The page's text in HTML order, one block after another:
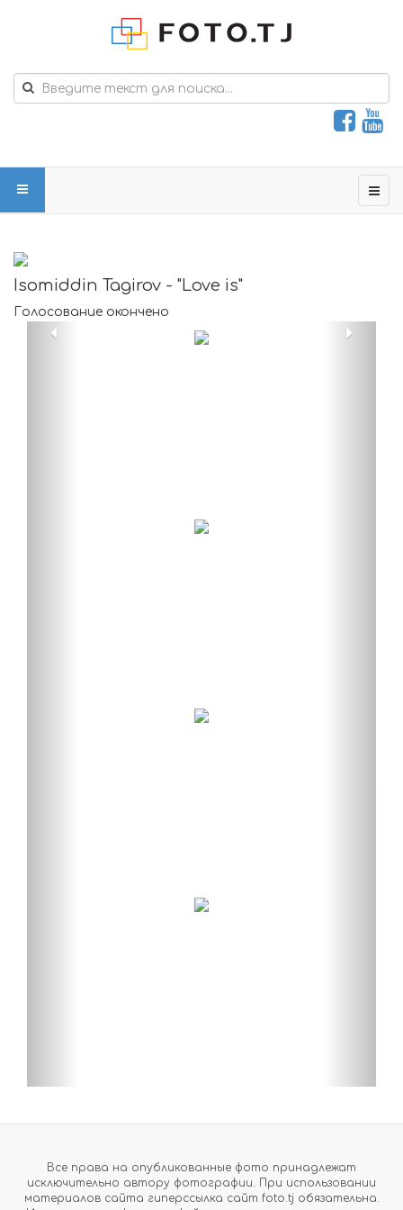
Isomiddin Tagirov - "Love is"
Голосование окончено
Все права на опубликованные фото принадлежат
исключительно автору фотографии. При использовании
материалов сайта гиперссылка сайт foto.tj обязательна.